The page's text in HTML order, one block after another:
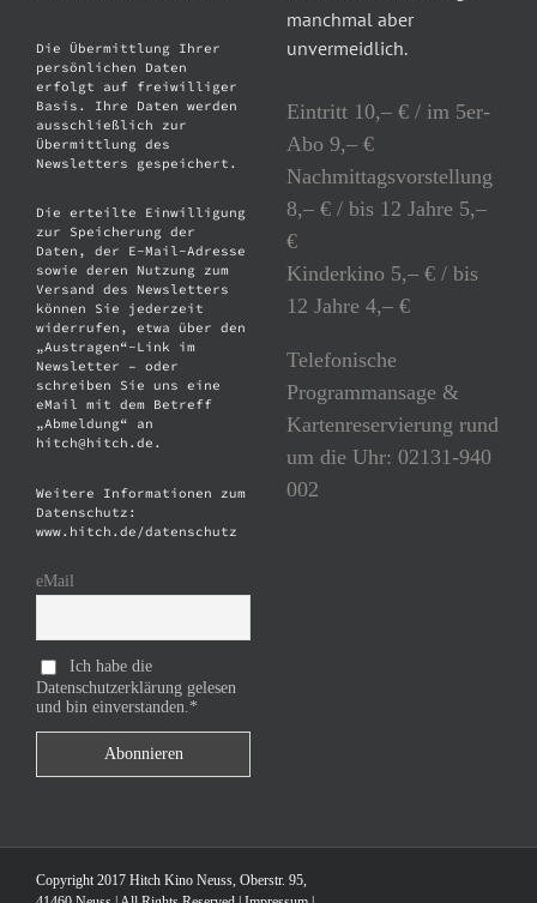
Die Übermittlung Ihrer
persönlichen Daten
erfolgt auf freiwilliger
Basis. Ihre Daten werden
ausschließlich zur
Übermittlung des
Newsletters gespeichert.
Die erteilte Einwilligung
zur Speicherung der
Daten, der E-Mail-Adresse
sowie deren Nutzung zum
Versand des Newsletters
können Sie jederzeit
widerrufen, etwa über den
„Austragen“-Link im
Newsletter – oder
schreiben Sie uns eine
eMail mit dem Betreff
„Abmeldung“ an
hitch@hitch.de.
Weitere Informationen zum
Datenschutz:
www.hitch.de/datenschutz
eMail
Ich habe die
Datenschutzerklärung gelesen
und bin einverstanden.*
manchmal aber
unvermeidlich.
Eintritt 10,– € / im 5er-
Abo 9,– €
Nachmittagsvorstellung
8,– € / bis 12 Jahre 5,–
€
Kinderkino 5,– € / bis
12 Jahre 4,– €
Telefonische
Programmansage &
Kartenreservierung rund
um die Uhr: 02131-940
002
Copyright 2017 Hitch Kino Neuss, Oberstr. 95,